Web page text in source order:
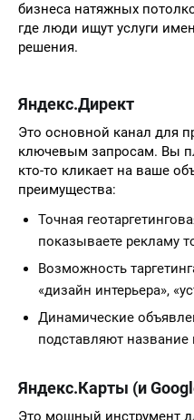
бизнеса натяжных
где люди ищут услуги
решения.
Яндекс.Директ
Это основной канал для
ключевым запросам. Вы
кто-то кликает на ваше
преимущества:
Точная
показываете рекламу
Возможность
«дизайн интерьера»,
Динамические
подставляют название
Яндекс.Карты (и
Это мощный инструмент